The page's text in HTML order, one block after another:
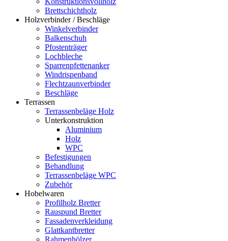
Brettschichtholz
Holzverbinder / Beschläge
Winkelverbinder
Balkenschuh
Pfostenträger
Lochbleche
Sparrenpfettenanker
Windrispenband
Flechtzaunverbinder
Beschläge
Terrassen
Terrassenbeläge Holz
Unterkonstruktion
Aluminium
Holz
WPC
Befestigungen
Behandlung
Terrassenbeläge WPC
Zubehör
Hobelwaren
Profilholz Bretter
Rauspund Bretter
Fassadenverkleidung
Glattkantbretter
Rahmenhölzer